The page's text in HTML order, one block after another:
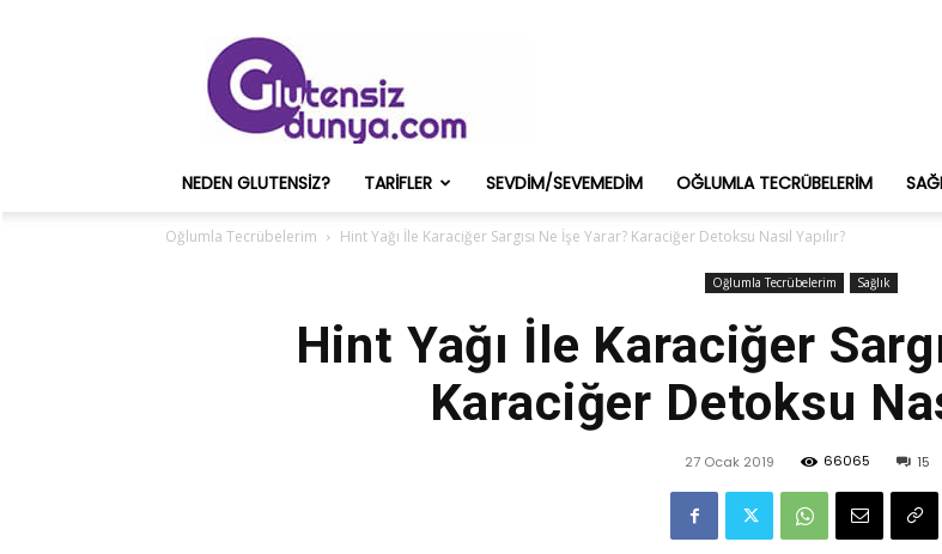
ve
Onun
Sağlık
Deneyimleri
Glutensizdunya.com
NEDEN GLUTENSIZ? TARIFLER SEVDIM/SEVEMEDIM OĞLUMLA TECRÜBELERIM
Oğlumla Tecrübelerim Hint Yağı İle Karaciğer Sargısı Ne İşe Yarar? Karaciğer Detoksu Nasıl Yapılır?
Oğlumla Tecrübelerim Sağlık
Hint Yağı İle Karaciğer
Karaciğer Detoksu
27 Ocak 2019 66065 15